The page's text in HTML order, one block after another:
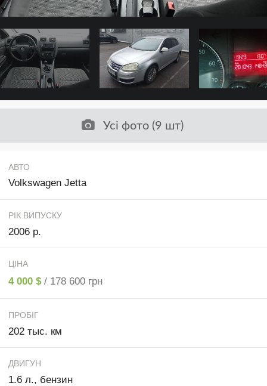
Усі фото (9 шт)
АВТО
Volkswagen Jetta
РІК ВИПУСКУ
2006 р.
ЦІНА
4 000 $ / 178 600 грн
ПРОБІГ
202 тыс. км
ДВИГУН
1.6 л., бензин